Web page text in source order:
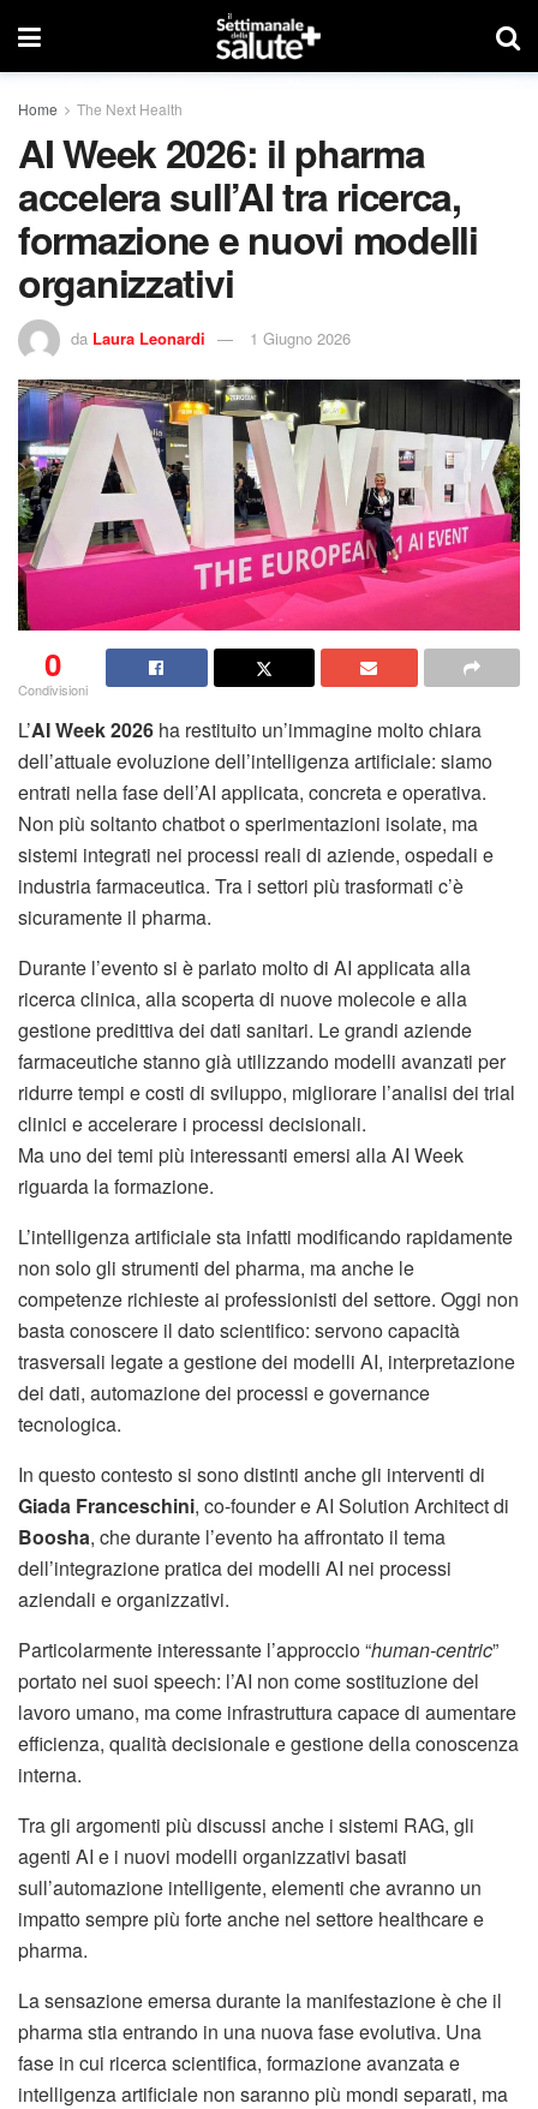
Home The Next Health
AI Week 2026: il pharma
accelera sull’AI tra ricerca,
formazione e nuovi modelli
organizzativi
da Laura Leonardi 1 Giugno 2026
0
Condivisioni
L’AI Week 2026 ha restituito un’immagine molto chiara
dell’attuale evoluzione dell’intelligenza artificiale: siamo
entrati nella fase dell’AI applicata, concreta e operativa.
Non più soltanto chatbot o sperimentazioni isolate, ma
sistemi integrati nei processi reali di aziende, ospedali e
industria farmaceutica. Tra i settori più trasformati c’è
sicuramente il pharma.
Durante l’evento si è parlato molto di AI applicata alla
ricerca clinica, alla scoperta di nuove molecole e alla
gestione predittiva dei dati sanitari. Le grandi aziende
farmaceutiche stanno già utilizzando modelli avanzati per
ridurre tempi e costi di sviluppo, migliorare l’analisi dei trial
clinici e accelerare i processi decisionali.
Ma uno dei temi più interessanti emersi alla AI Week
riguarda la formazione.
L’intelligenza artificiale sta infatti modificando rapidamente
non solo gli strumenti del pharma, ma anche le
competenze richieste ai professionisti del settore. Oggi non
basta conoscere il dato scientifico: servono capacità
trasversali legate a gestione dei modelli AI, interpretazione
dei dati, automazione dei processi e governance
tecnologica.
In questo contesto si sono distinti anche gli interventi di
Giada Franceschini, co-founder e AI Solution Architect di
Boosha, che durante l’evento ha affrontato il tema
dell’integrazione pratica dei modelli AI nei processi
aziendali e organizzativi.
Particolarmente interessante l’approccio “human-centric”
portato nei suoi speech: l’AI non come sostituzione del
lavoro umano, ma come infrastruttura capace di aumentare
efficienza, qualità decisionale e gestione della conoscenza
interna.
Tra gli argomenti più discussi anche i sistemi RAG, gli
agenti AI e i nuovi modelli organizzativi basati
sull’automazione intelligente, elementi che avranno un
impatto sempre più forte anche nel settore healthcare e
pharma.
La sensazione emersa durante la manifestazione è che il
pharma stia entrando in una nuova fase evolutiva. Una
fase in cui ricerca scientifica, formazione avanzata e
intelligenza artificiale non saranno più mondi separati, ma